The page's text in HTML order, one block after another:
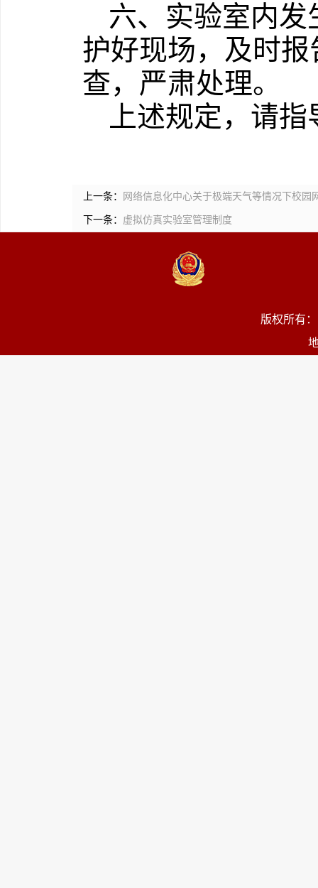
六、实验室内
护好现场，及时
查，严肃处理。
上述规定，请
上一条： 网络信息化中心关于极端天气等情况下校园
下一条： 虚拟仿真实验室管理制度
版权所有